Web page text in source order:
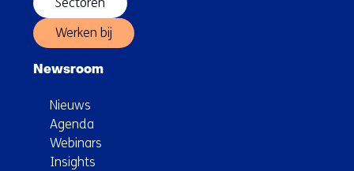
Werken bij
Newsroom
Nieuws
Agenda
Webinars
Insights